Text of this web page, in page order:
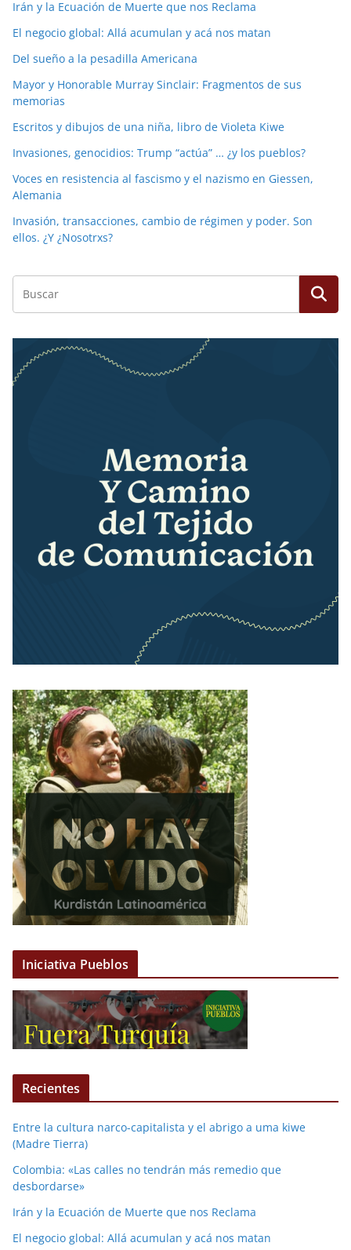
Irán y la Ecuación de Muerte que nos Reclama
El negocio global: Allá acumulan y acá nos matan
Del sueño a la pesadilla Americana
Mayor y Honorable Murray Sinclair: Fragmentos de sus
memorias
Escritos y dibujos de una niña, libro de Violeta Kiwe
Invasiones, genocidios: Trump “actúa” … ¿y los pueblos?
Voces en resistencia al fascismo y el nazismo en Giessen,
Alemania
Invasión, transacciones, cambio de régimen y poder. Son
ellos. ¿Y ¿Nosotrxs?
Iniciativa Pueblos
Recientes
Entre la cultura narco-capitalista y el abrigo a uma kiwe
(Madre Tierra)
Colombia: «Las calles no tendrán más remedio que
desbordarse»
Irán y la Ecuación de Muerte que nos Reclama
El negocio global: Allá acumulan y acá nos matan